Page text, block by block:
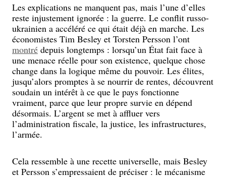
Les explications ne manquent pas, mais l’une d’elles
reste injustement ignorée : la guerre. Le conflit russo-
ukrainien a accéléré ce qui était déjà en marche. Les
économistes Tim Besley et Torsten Persson l’ont
montré depuis longtemps : lorsqu’un État fait face à
une menace réelle pour son existence, quelque chose
change dans la logique même du pouvoir. Les élites,
jusqu’alors promptes à se nourrir de rentes, découvrent
soudain un intérêt à ce que le pays fonctionne
vraiment, parce que leur propre survie en dépend
désormais. L’argent se met à affluer vers
l’administration fiscale, la justice, les infrastructures,
l’armée.
Cela ressemble à une recette universelle, mais Besley
et Persson s’empressaient de préciser : le mécanisme